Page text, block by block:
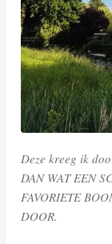
Deze kreeg ik
DAN WAT EEN
FAVORIETE
DOOR.